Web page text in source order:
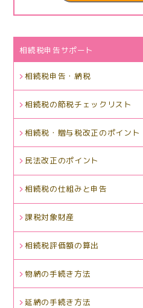
相続税申告サポート
相続税申告・納税
相続税の節税チェックリスト
相続税・贈与税改正のポイント
民法改正のポイント
相続税の仕組みと申告
課税対象財産
相続税評価額の算出
物納の手続き方法
延納の手続き方法